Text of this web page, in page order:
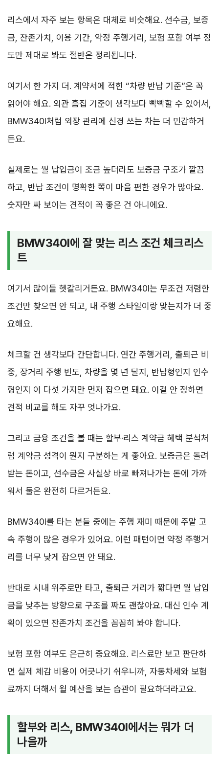
리스에서 자주 보는 항목은 대체로 비슷해요. 선수금, 보증
금, 잔존가치, 이용 기간, 약정 주행거리, 보험 포함 여부 정
도만 제대로 봐도 절반은 정리됩니다.
여기서 한 가지 더. 계약서에 적힌 “차량 반납 기준”은 꼭
읽어야 해요. 외관 흠집 기준이 생각보다 빡빡할 수 있어서,
BMW340I처럼 외장 관리에 신경 쓰는 차는 더 민감하거
든요.
실제로는 월 납입금이 조금 높더라도 보증금 구조가 깔끔
하고, 반납 조건이 명확한 쪽이 마음 편한 경우가 많아요.
숫자만 싸 보이는 견적이 꼭 좋은 건 아니에요.
BMW340I에 잘 맞는 리스 조건 체크리스
트
여기서 많이들 헷갈리거든요. BMW340I는 무조건 저렴한
조건만 찾으면 안 되고, 내 주행 스타일이랑 맞는지가 더 중
요해요.
체크할 건 생각보다 간단합니다. 연간 주행거리, 출퇴근 비
중, 장거리 주행 빈도, 차량을 몇 년 탈지, 반납형인지 인수
형인지 이 다섯 가지만 먼저 잡으면 돼요. 이걸 안 정하면
견적 비교를 해도 자꾸 엇나가요.
그리고 금융 조건을 볼 때는 할부·리스 계약금 혜택 분석처
럼 계약금 성격이 뭔지 구분하는 게 좋아요. 보증금은 돌려
받는 돈이고, 선수금은 사실상 바로 빠져나가는 돈에 가까
워서 둘은 완전히 다르거든요.
BMW340I를 타는 분들 중에는 주행 재미 때문에 주말 고
속 주행이 많은 경우가 있어요. 이런 패턴이면 약정 주행거
리를 너무 낮게 잡으면 안 돼요.
반대로 시내 위주로만 타고, 출퇴근 거리가 짧다면 월 납입
금을 낮추는 방향으로 구조를 짜도 괜찮아요. 대신 인수 계
획이 있으면 잔존가치 조건을 꼼꼼히 봐야 합니다.
보험 포함 여부도 은근히 중요해요. 리스료만 보고 판단하
면 실제 체감 비용이 어긋나기 쉬우니까, 자동차세와 보험
료까지 더해서 월 예산을 보는 습관이 필요하더라고요.
할부와 리스, BMW340I에서는 뭐가 더
나을까